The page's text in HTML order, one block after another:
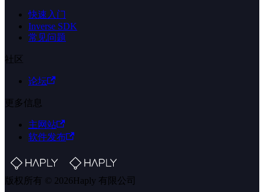
快速入门
Inverse SDK
常见问题
社区
论坛
更多信息
主网站
软件发布
版权所有 © 2026Haply 有限公司